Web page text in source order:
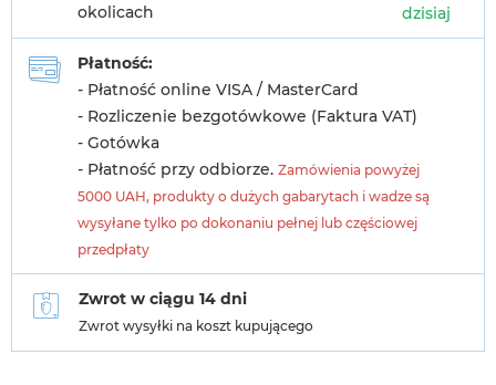
okolicach
dzisiaj
Płatność:
- Płatność online VISA / MasterCard
- Rozliczenie bezgotówkowe (Faktura VAT)
- Gotówka
- Płatność przy odbiorze. Zamówienia powyżej
5000 UAH, produkty o dużych gabarytach i wadze są
wysyłane tylko po dokonaniu pełnej lub częściowej
przedpłaty
Zwrot w ciągu 14 dni
Zwrot wysyłki na koszt kupującego